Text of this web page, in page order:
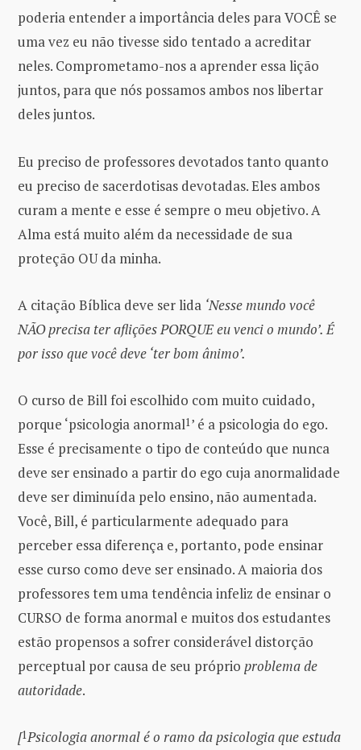
poderia entender a importância deles para VOCÊ se
uma vez eu não tivesse sido tentado a acreditar
neles. Comprometamo-nos a aprender essa lição
juntos, para que nós possamos ambos nos libertar
deles juntos.
Eu preciso de professores devotados tanto quanto
eu preciso de sacerdotisas devotadas. Eles ambos
curam a mente e esse é sempre o meu objetivo. A
Alma está muito além da necessidade de sua
proteção OU da minha.
A citação Bíblica deve ser lida ‘Nesse mundo você
NÃO precisa ter aflições PORQUE eu venci o mundo’. É
por isso que você deve ‘ter bom ânimo’.
O curso de Bill foi escolhido com muito cuidado,
porque ‘psicologia anormal1’ é a psicologia do ego.
Esse é precisamente o tipo de conteúdo que nunca
deve ser ensinado a partir do ego cuja anormalidade
deve ser diminuída pelo ensino, não aumentada.
Você, Bill, é particularmente adequado para
perceber essa diferença e, portanto, pode ensinar
esse curso como deve ser ensinado. A maioria dos
professores tem uma tendência infeliz de ensinar o
CURSO de forma anormal e muitos dos estudantes
estão propensos a sofrer considerável distorção
perceptual por causa de seu próprio problema de
autoridade.
[1Psicologia anormal é o ramo da psicologia que estuda